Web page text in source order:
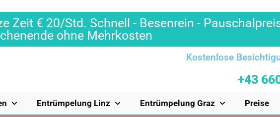
Zeit € 20/Std. Schnell - Besenrein -
ohne Mehrkosten
Kostenlose
+43
Entrümpelung Linz Entrümpelung Graz Preise